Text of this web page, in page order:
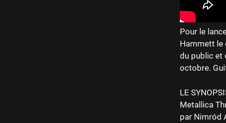
Pour le
Hammett le
du public et
octobre.
LE
Metallica
par Nimród